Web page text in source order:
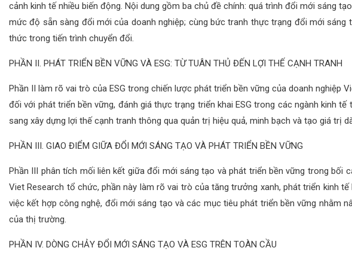
cảnh kinh tế nhiều biến động. Nội dung gồm ba chủ đề chính: quá trình đổi mới sáng
mức độ sẵn sàng đổi mới của doanh nghiệp; cùng bức tranh thực trạng đổi mới
thức trong tiến trình chuyển đổi.
PHẦN II. PHÁT TRIỂN BỀN VỮNG VÀ ESG: TỪ TUÂN THỦ ĐẾN LỢI THẾ CẠNH TRANH
Phần II làm rõ vai trò của ESG trong chiến lược phát triển bền vững của doanh
đối với phát triển bền vững, đánh giá thực trạng triển khai ESG trong các ngành kinh
sang xây dựng lợi thế cạnh tranh thông qua quản trị hiệu quả, minh bạch và tạo giá trị
PHẦN III. GIAO ĐIỂM GIỮA ĐỔI MỚI SÁNG TẠO VÀ PHÁT TRIỂN BỀN VỮNG
Phần III phân tích mối liên kết giữa đổi mới sáng tạo và phát triển bền vững trong bối
Viet Research tổ chức, phần này làm rõ vai trò của tăng trưởng xanh, phát triển kinh
việc kết hợp công nghệ, đổi mới sáng tạo và các mục tiêu phát triển bền vững nhằm
của thị trường.
PHẦN IV. DÒNG CHẢY ĐỔI MỚI SÁNG TẠO VÀ ESG TRÊN TOÀN CẦU